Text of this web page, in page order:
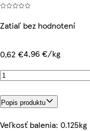
Zatiaľ bez hodnotení
0,62 €4,96 €/kg
Popis produktu
Veľkosť balenia: 0.125kg